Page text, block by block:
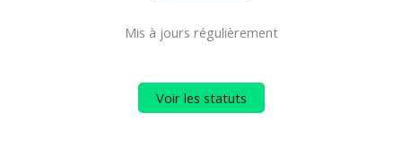
Mis à jours régulièrement
Voir les statuts